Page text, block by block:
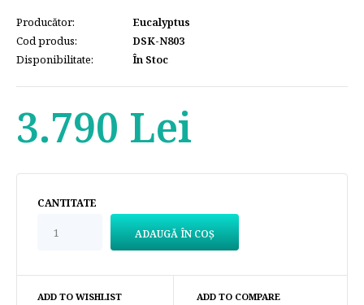
Producător:
Eucalyptus
Cod produs:
DSK-N803
Disponibilitate:
În Stoc
3.790 Lei
CANTITATE
ADD TO WISHLIST ADD TO COMPARE